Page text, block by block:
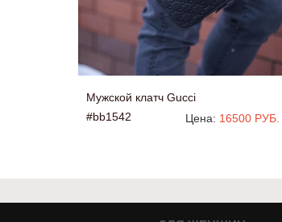
Мужской клатч Gucci
#bb1542
Цена: 16500 РУБ.